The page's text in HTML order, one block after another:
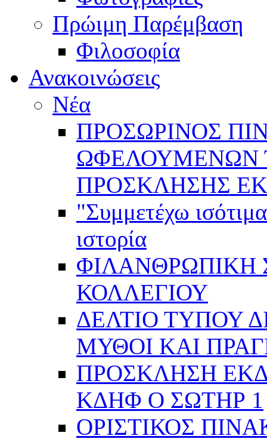
Πρώιμη Παρέμβαση
Φιλοσοφία
Ανακοινώσεις
Νέα
ΠΡΟΣΩΡΙΝΟΣ
ΩΦΕΛΟΥΜΕΝΩΝ
ΠΡΟΣΚΛΗΣΗΣ
"Συμμετέχω
ιστορία
ΦΙΛΑΝΘΡΩΠΙΚΗ
ΚΟΛΛΕΓΙΟΥ
ΔΕΛΤΙΟ ΤΥΠΟΥ
ΜΥΘΟΙ ΚΑΙ
ΠΡΟΣΚΛΗΣΗ
ΚΔΗΦ Ο ΣΩΤΗΡ 1
ΟΡΙΣΤΙΚΟΣ